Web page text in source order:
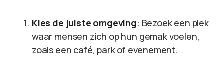
Kies de juiste omgeving: Bezoek een plek
waar mensen zich op hun gemak voelen,
zoals een café, park of evenement.